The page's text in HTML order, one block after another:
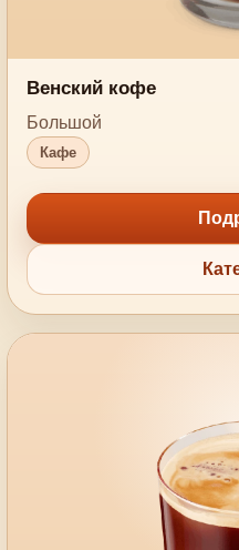
Венский кофе
Большой
Кафе